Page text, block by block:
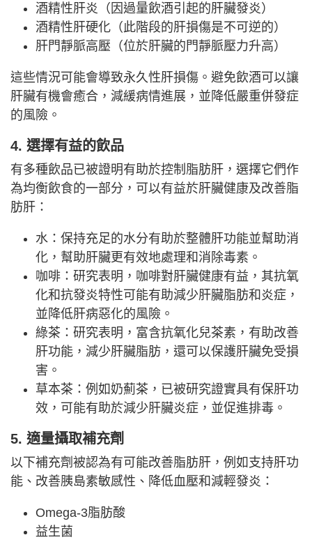
酒精性肝炎（因過量飲酒引起的肝臟發炎）
酒精性肝硬化（此階段的肝損傷是不可逆的）
肝門靜脈高壓（位於肝臟的門靜脈壓力升高）
這些情況可能會導致永久性肝損傷。避免飲酒可以讓
肝臟有機會癒合，減緩病情進展，並降低嚴重併發症
的風險。
4. 選擇有益的飲品
有多種飲品已被證明有助於控制脂肪肝，選擇它們作
為均衡飲食的一部分，可以有益於肝臟健康及改善脂
肪肝：
水：保持充足的水分有助於整體肝功能並幫助消
化，幫助肝臟更有效地處理和消除毒素。
咖啡：研究表明，咖啡對肝臟健康有益，其抗氧
化和抗發炎特性可能有助減少肝臟脂肪和炎症，
並降低肝病惡化的風險。
綠茶：研究表明，富含抗氧化兒茶素，有助改善
肝功能，減少肝臟脂肪，還可以保護肝臟免受損
害。
草本茶：例如奶薊茶，已被研究證實具有保肝功
效，可能有助於減少肝臟炎症，並促進排毒。
5. 適量攝取補充劑
以下補充劑被認為有可能改善脂肪肝，例如支持肝功
能、改善胰島素敏感性、降低血壓和減輕發炎：
Omega-3脂肪酸
益生菌